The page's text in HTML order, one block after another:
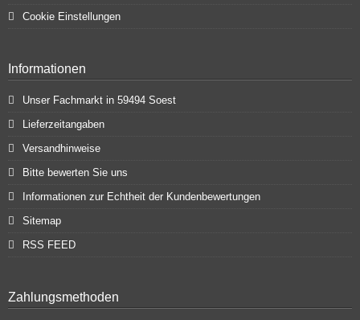
Cookie Einstellungen
Informationen
Unser Fachmarkt in 59494 Soest
Lieferzeitangaben
Versandhinweise
Bitte bewerten Sie uns
Informationen zur Echtheit der Kundenbewertungen
Sitemap
RSS FEED
Zahlungsmethoden